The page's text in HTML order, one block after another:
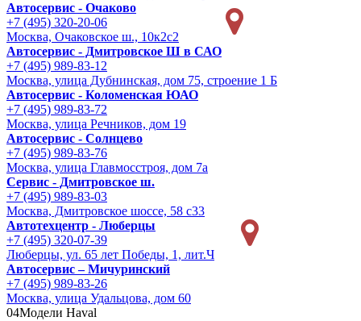
Автосервис - Очаково
+7 (495) 320-20-06
Москва, Очаковское ш., 10к2с2
Автосервис - Дмитровское Ш в САО
+7 (495) 989-83-12
Москва, улица Дубнинская, дом 75, строение 1 Б
Автосервис - Коломенская ЮАО
+7 (495) 989-83-72
Москва, улица Речников, дом 19
Автосервис - Солнцево
+7 (495) 989-83-76
Москва, улица Главмосстроя, дом 7а
Сервис - Дмитровское ш.
+7 (495) 989-83-03
Москва, Дмитровское шоссе, 58 с33
Автотехцентр - Люберцы
+7 (495) 320-07-39
Люберцы, ул. 65 лет Победы, 1, лит.Ч
Автосервис – Мичуринский
+7 (495) 989-83-26
Москва, улица Удальцова, дом 60
04Модели Haval